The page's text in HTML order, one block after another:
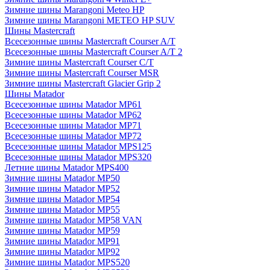
Зимние шины Marangoni Meteo HP
Зимние шины Marangoni METEO HP SUV
Шины Mastercraft
Всесезонные шины Mastercraft Courser A/T
Всесезонные шины Mastercraft Courser A/T 2
Зимние шины Mastercraft Courser C/T
Зимние шины Mastercraft Courser MSR
Зимние шины Mastercraft Glacier Grip 2
Шины Matador
Всесезонные шины Matador MP61
Всесезонные шины Matador MP62
Всесезонные шины Matador MP71
Всесезонные шины Matador MP72
Всесезонные шины Matador MPS125
Всесезонные шины Matador MPS320
Летние шины Matador MPS400
Зимние шины Matador MP50
Зимние шины Matador MP52
Зимние шины Matador MP54
Зимние шины Matador MP55
Зимние шины Matador MP58 VAN
Зимние шины Matador MP59
Зимние шины Matador MP91
Зимние шины Matador MP92
Зимние шины Matador MPS520